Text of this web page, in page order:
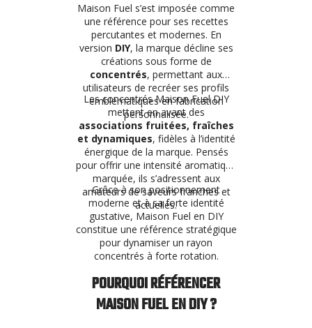
Maison Fuel s’est imposée comme
une référence pour ses recettes
percutantes et modernes. En
version DIY, la marque décline ses
créations sous forme de
concentrés, permettant aux
utilisateurs de recréer ses profils
emblématiques en fabrication
personnalisée.
Les concentrés Maison Fuel DIY
mettent en avant des
associations fruitées, fraîches
et dynamiques, fidèles à l’identité
énergique de la marque. Pensés
pour offrir une intensité aromatique
marquée, ils s’adressent aux
amateurs de saveurs franches et
actuelles.
Grâce à son positionnement
moderne et à sa forte identité
gustative, Maison Fuel en DIY
constitue une référence stratégique
pour dynamiser un rayon
concentrés à forte rotation.
POURQUOI RÉFÉRENCER
MAISON FUEL EN DIY ?